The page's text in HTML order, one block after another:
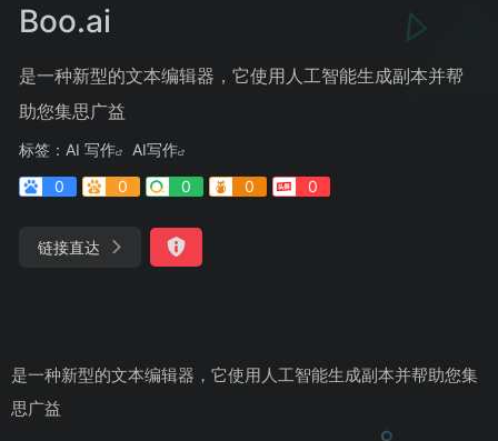
Boo.ai
是一种新型的文本编辑器，它使用人工智能生成副本并帮
助您集思广益
标签： AI 写作
AI写作
0
0 0 0 0
链接直达
是一种新型的文本编辑器，它使用人工智能生成副本并帮助您集
思广益